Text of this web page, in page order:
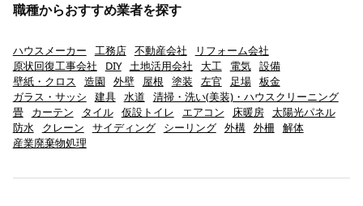
職種からおすすめ業者を探す
ハウスメーカー 工務店 不動産会社
リフォーム会社
原状回復工事会社
DIY 土地活用会社 大工 電気 設備
壁紙・クロス
造園 外壁 屋根 塗装 左官 足場 板金
ガラス・サッシ
建具 水道
清掃・洗い(美装)・ハウスクリーニング
畳
カーテン タイル 仮設トイレ エアコン 床暖房 太陽光パネル
防水
クレーン サイディング シーリング 外構 外柵
解体
産業廃棄物処理